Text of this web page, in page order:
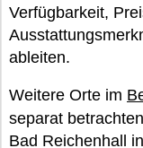
Verfügbarkeit,
ableiten.
Weitere Orte im
separat
Bad Reichenhall